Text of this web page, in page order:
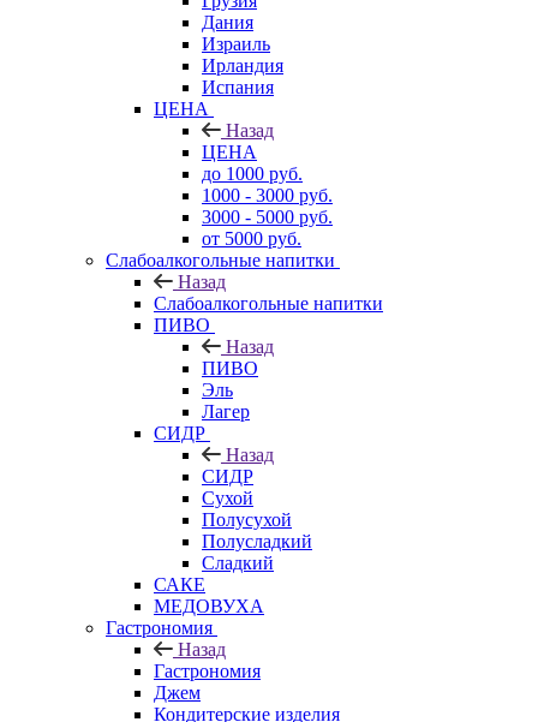
Дания
Израиль
Ирландия
Испания
ЦЕНА
Назад
ЦЕНА
до 1000 руб.
1000 - 3000 руб.
3000 - 5000 руб.
от 5000 руб.
Слабоалкогольные напитки
Назад
Слабоалкогольные напитки
ПИВО
Назад
ПИВО
Эль
Лагер
СИДР
Назад
СИДР
Сухой
Полусухой
Полусладкий
Сладкий
САКЕ
МЕДОВУХА
Гастрономия
Назад
Гастрономия
Джем
Кондитерские изделия